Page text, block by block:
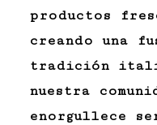
productos
creando una
tradición
nuestra
enorgullece